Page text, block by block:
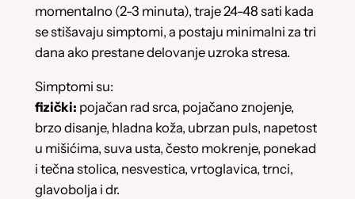
momentalno (2-3 minuta), traje 24-48 sati kada
se stišavaju simptomi, a postaju minimalni za tri
dana ako prestane delovanje uzroka stresa.
Simptomi su:
fizički: pojačan rad srca, pojačano znojenje,
brzo disanje, hladna koža, ubrzan puls, napetost
u mišićima, suva usta, često mokrenje, ponekad
i tečna stolica, nesvestica, vrtoglavica, trnci,
glavobolja i dr.